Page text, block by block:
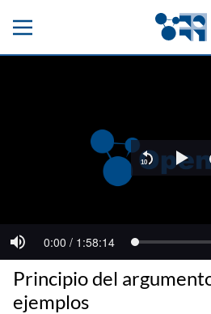
Principio del
ejemplos